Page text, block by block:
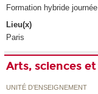
Formation hybride journée
Lieu(x)
Paris
Arts, sciences
UNITÉ D’ENSEIGNEMENT